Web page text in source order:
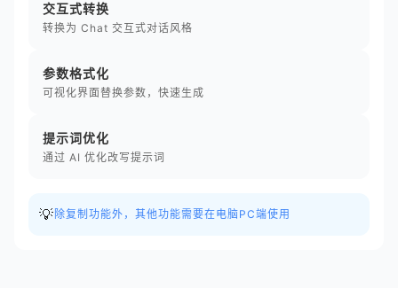
交互式转换
转换为 Chat 交互式对话风格
参数格式化
可视化界面替换参数，快速生成
提示词优化
通过 AI 优化改写提示词
💡 除复制功能外，其他功能需要在电脑PC端使用